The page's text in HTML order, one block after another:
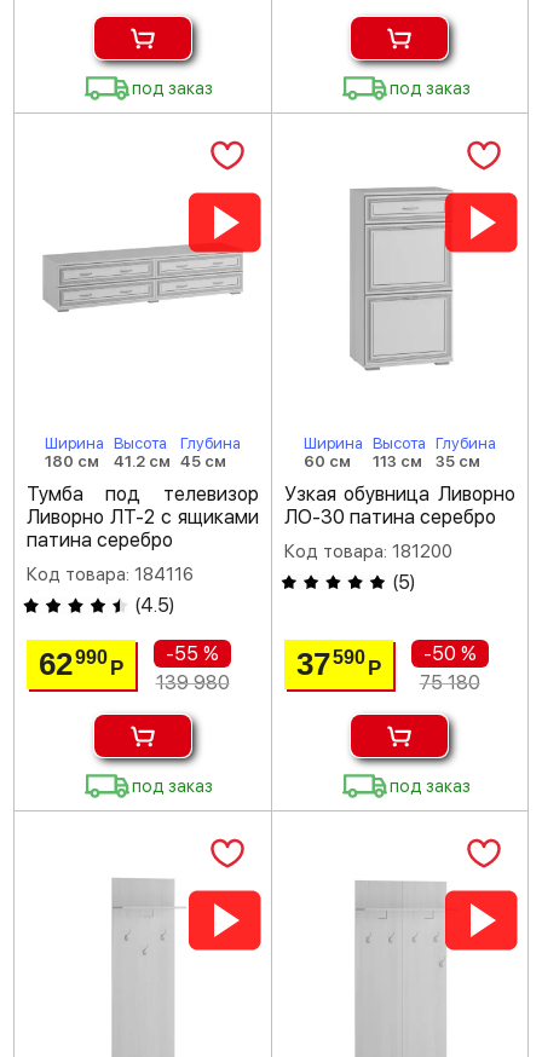
под заказ под заказ
Ширина
180 см
Высота
41.2 см
Глубина
45 см
Тумба под телевизор
Ливорно ЛТ-2 с ящиками
патина серебро
Код товара: 184116
(4.5)
62990Р
-55 %
139 980
под заказ
Ширина
60 см
Высота
113 см
Глубина
35 см
Узкая обувница Ливорно
ЛО-30 патина серебро
Код товара: 181200
(5)
37590 Р
-50 %
75 180
под заказ